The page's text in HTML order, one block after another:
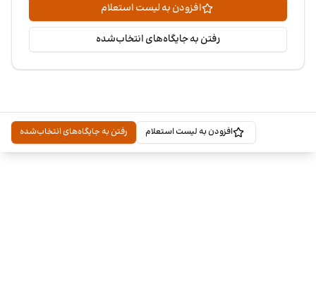
افزودن به لیست استعلام
رفتن به جایگاه‌های انتخاب‌شده
افزودن به لیست استعلام رفتن به جایگاه‌های انتخاب‌شده